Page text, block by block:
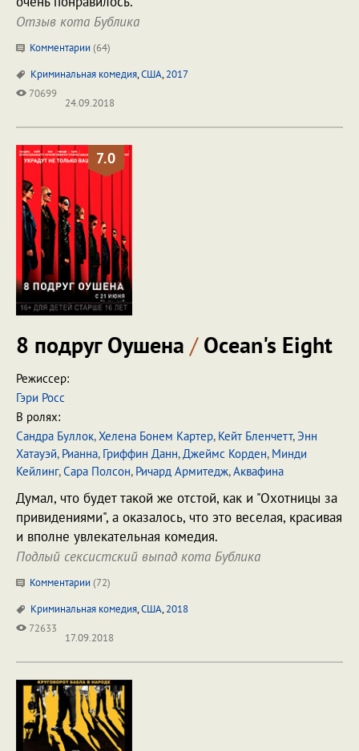
Отзыв кота Бублика
Комментарии (64)
Криминальная комедия,США,2017
70699
24.09.2018
7.0
8 подруг Оушена /Ocean's Eight
Режиссер:
Гэри Росс
В ролях:
Сандра Буллок,Хелена Бонем Картер, Кейт Бленчетт,Энн
Хатауэй, Рианна, Гриффин Данн,Джеймс Корден, Минди
Кейлинг,Сара Полсон, Ричард Армитедж,Аквафина
Думал, что будет такой же отстой, как и "Охотницы за
привидениями", а оказалось, что это веселая, красивая
и вполне увлекательная комедия.
Подлый сексистский выпад кота Бублика
Комментарии (72)
Криминальная комедия,США,2018
72633
17.09.2018